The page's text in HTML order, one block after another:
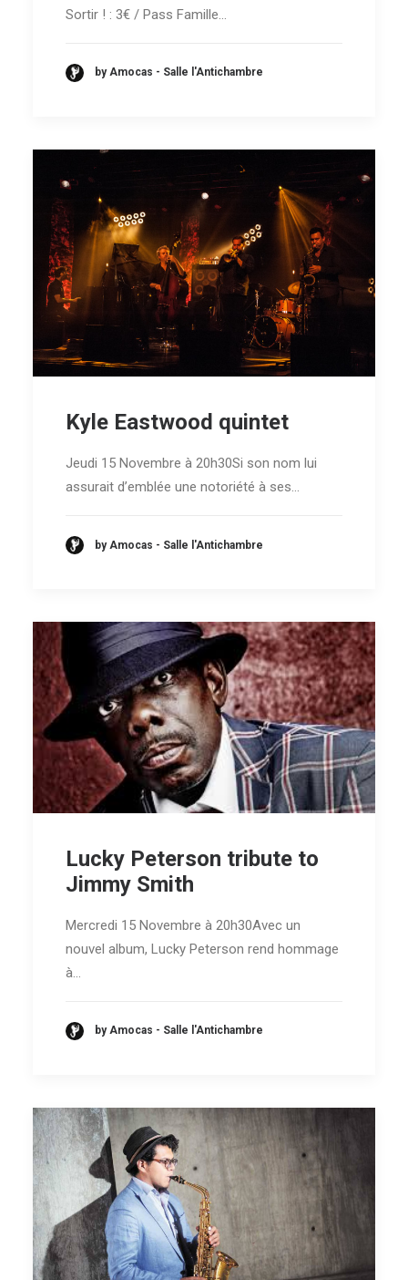
Sortir ! : 3€ / Pass Famille…
by Amocas - Salle l'Antichambre
Kyle Eastwood quintet
Jeudi 15 Novembre à 20h30Si son nom lui
assurait d’emblée une notoriété à ses…
by Amocas - Salle l'Antichambre
Lucky Peterson tribute to
Jimmy Smith
Mercredi 15 Novembre à 20h30Avec un
nouvel album, Lucky Peterson rend hommage
à…
by Amocas - Salle l'Antichambre